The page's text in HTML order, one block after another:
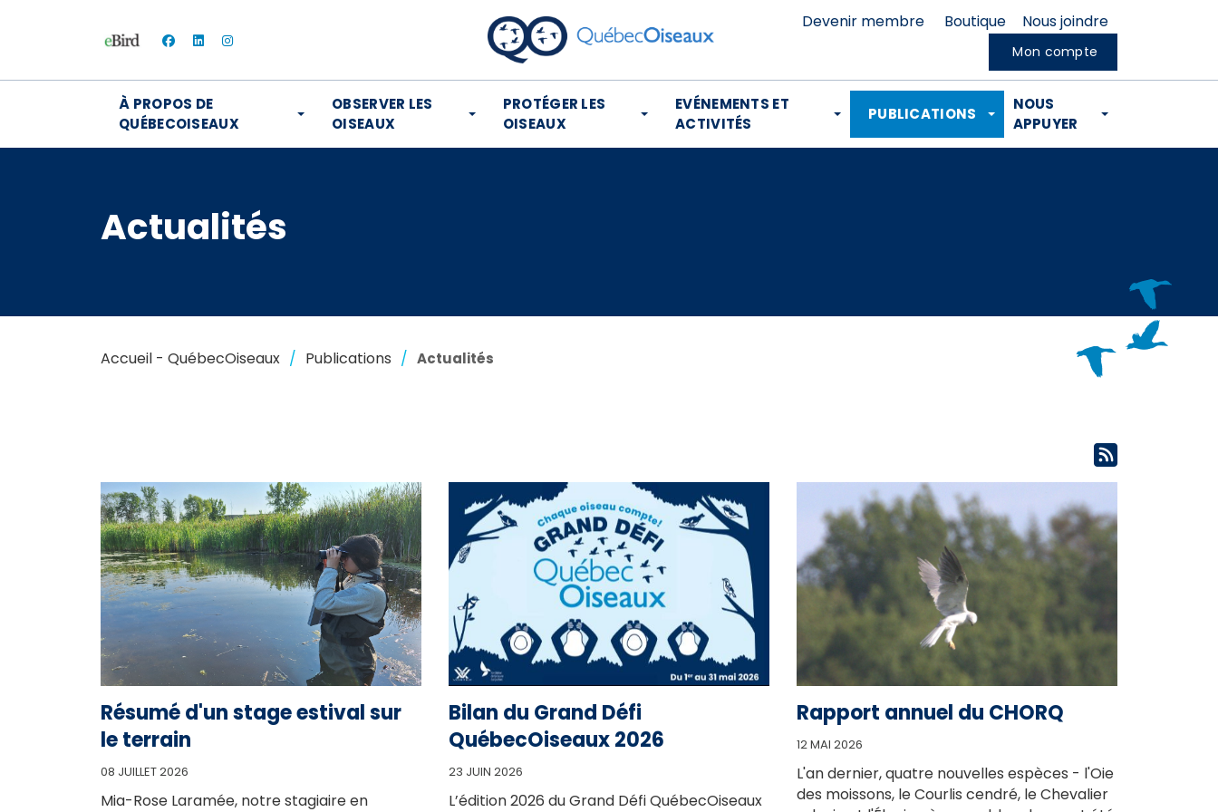
facebooklinkedininstagram
Devenir membre Boutique Nous joindre
Mon compte
À PROPOS DE
QUÉBECOISEAUX
OBSERVER LES
OISEAUX
PROTÉGER LES
OISEAUX
EVÉNEMENTS ET
ACTIVITÉS
PUBLICATIONS
NOUS
APPUYER
Actualités
Accueil - QuébecOiseaux Publications Actualités
Résumé d'un stage estival sur
le terrain
08 JUILLET 2026
Mia-Rose Laramée, notre stagiaire en
Bilan du Grand Défi
QuébecOiseaux 2026
23 JUIN 2026
L’édition 2026 du Grand Défi QuébecOiseaux
Rapport annuel du CHORQ
12 MAI 2026
L'an dernier, quatre nouvelles espèces - l'Oie
des moissons, le Courlis cendré, le Chevalier